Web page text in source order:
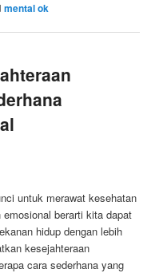
mental ok
untuk merawat kesehatan
berarti kita dapat
hidup dengan lebih
kesejahteraan
cara sederhana yang